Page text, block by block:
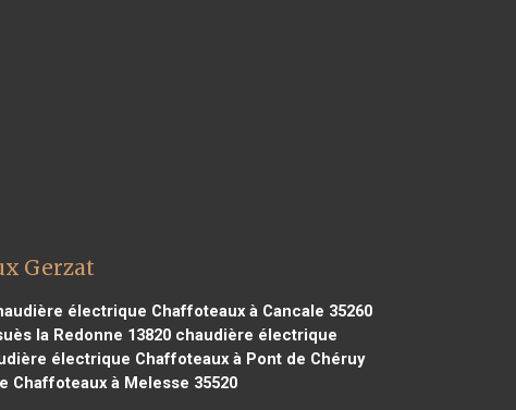
Gerzat
électrique Chaffoteaux à Cancale 35260
la Redonne 13820chaudière électrique
électrique Chaffoteaux à Pont de Chéruy
à Melesse 35520